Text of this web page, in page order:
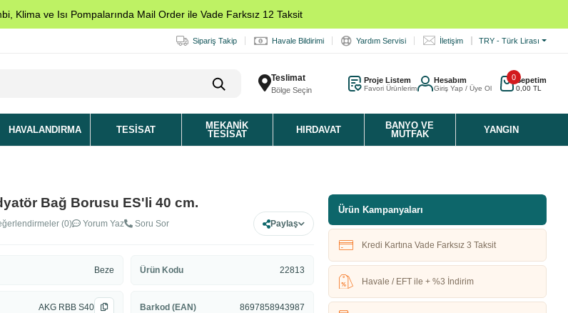
Klima ve Isı Pompalarında Mail Order ile Vade Farksız 12 Taksit
Sipariş Takip Havale Bildirimi Yardım Servisi İletişim TRY - Türk Lirası
Teslimat
Bölge Seçin
Proje Listem
Favori Ürünlerim
Hesabım
Giriş Yap / Üye Ol
0Sepetim
0,00 TL
HAVALANDIRMA TESISAT
MEKANIK
TESISAT
HIRDAVAT
BANYO VE
MUTFAK
YANGIN
Bağ Borusu ES'li 40 cm.
(0) Yorum Yaz Soru Sor Paylaş
Beze Ürün Kodu 22813
AKG RBB S40 Barkod (EAN) 8697858943987
Ürün Kampanyaları
Kredi Kartına Vade Farksız 3 Taksit
Havale / EFT ile + %3 İndirim